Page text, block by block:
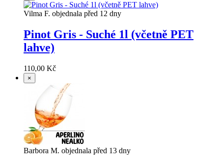
Vilma F. objednala před 12 dny
Pinot Gris - Suché 1l (včetně PET
lahve)
110,00 Kč
×
Barbora M. objednala před 13 dny